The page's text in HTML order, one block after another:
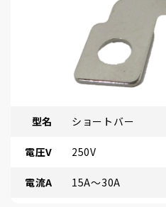
型名 ショートバー
電圧V 250V
電流A 15A～30A